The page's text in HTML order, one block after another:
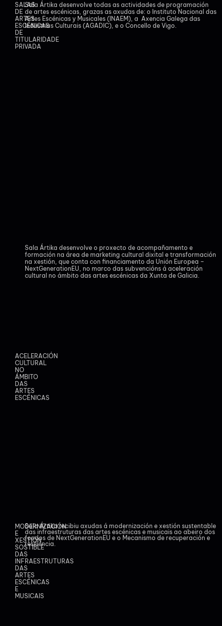
SALAS
DE
ARTES
ESCÉNICAS
DE
TITULARIDADE
PRIVADA
Sala Ártika desenvolve todas as actividades de programación
de artes escénicas, grazas as axudas de: o Instituto Nacional das
Artes Escénicas y Musicales (INAEM), a Axencia Galega das
Industrias Culturais (AGADIC), e o Concello de Vigo.
ACELERACIÓN
CULTURAL
NO
ÁMBITO
DAS
ARTES
ESCÉNICAS
Sala Ártika desenvolve o proxecto de acompañamento e
formación na área de marketing cultural dixital e transformación
na xestión, que conta con financiamento da Unión Europea –
NextGenerationEU, no marco das subvencións á aceleración
cultural no ámbito das artes escénicas da Xunta de Galicia.
MODERNIZACIÓN
E
XESTIÓN
SOSTIBLE
DAS
INFRAESTRUTURAS
DAS
ARTES
ESCÉNICAS
E
MUSICAIS
Sala Ártika recibiu axudas á modernización e xestión sustentable
das infraestruturas das artes escénicas e musicais ao abeiro dos
fondos de NextGenerationEU e o Mecanismo de recuperación e
resiliencia.